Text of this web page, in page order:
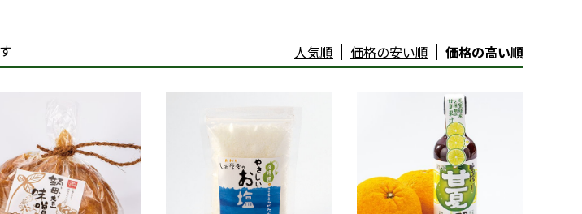
人気順 価格の安い順 価格の高い順